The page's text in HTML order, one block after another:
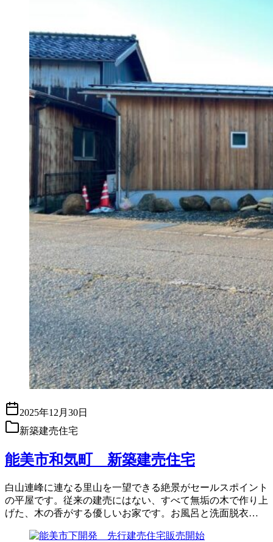
2025年12月30日
新築建売住宅
能美市和気町 新築建売住宅
白山連峰に連なる里山を一望できる絶景がセールスポイント
の平屋です。従来の建売にはない、すべて無垢の木で作り上
げた、木の香がする優しいお家です。お風呂と洗面脱衣…